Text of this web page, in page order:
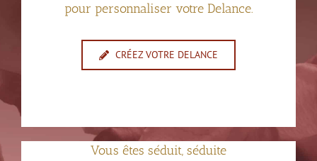
pour personnaliser votre Delance.
CRÉEZ VOTRE DELANCE
Vous êtes séduit, séduite